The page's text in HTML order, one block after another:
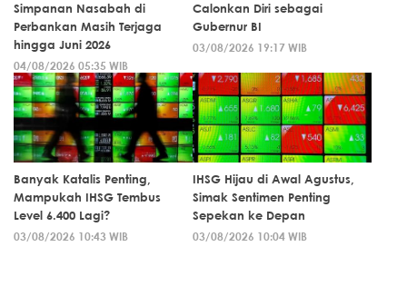
Simpanan Nasabah di
Perbankan Masih Terjaga
hingga Juni 2026
04/08/2026 05:35 WIB
Calonkan Diri sebagai
Gubernur BI
03/08/2026 19:17 WIB
Banyak Katalis Penting,
Mampukah IHSG Tembus
Level 6.400 Lagi?
03/08/2026 10:43 WIB
IHSG Hijau di Awal Agustus,
Simak Sentimen Penting
Sepekan ke Depan
03/08/2026 10:04 WIB